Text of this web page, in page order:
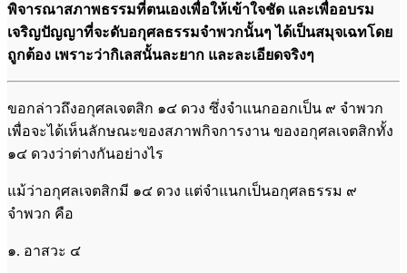
พิจารณาสภาพธรรมที่ตนเองเพื่อให้เข้าใจชัด และเพื่ออบรม
เจริญปัญญาที่จะดับอกุศลธรรมจำพวกนั้นๆ ได้เป็นสมุจเฉทโดย
ถูกต้อง เพราะว่ากิเลสนั้นละยาก และละเอียดจริงๆ
ขอกล่าวถึงอกุศลเจตสิก ๑๔ ดวง ซึ่งจำแนกออกเป็น ๙ จำพวก
เพื่อจะได้เห็นลักษณะของสภาพกิจการงาน ของอกุศลเจตสิกทั้ง
๑๔ ดวงว่าต่างกันอย่างไร
แม้ว่าอกุศลเจตสิกมี ๑๔ ดวง แต่จำแนกเป็นอกุศลธรรม ๙
จำพวก คือ
๑. อาสวะ ๔